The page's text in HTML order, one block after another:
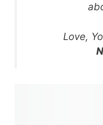
Love,